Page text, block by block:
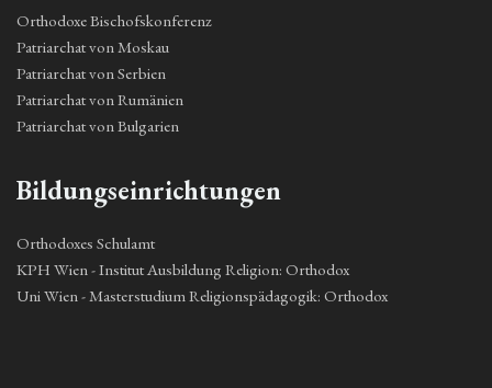
Orthodoxe Bischofskonferenz
Patriarchat von Moskau
Patriarchat von Serbien
Patriarchat von Rumänien
Patriarchat von Bulgarien
Bildungseinrichtungen
Orthodoxes Schulamt
KPH Wien - Institut Ausbildung Religion: Orthodox
Uni Wien - Masterstudium Religionspädagogik: Orthodox